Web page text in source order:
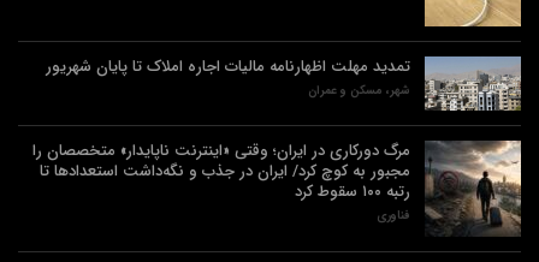
تمدید مهلت اظهارنامه مالیات اجاره املاک تا پایان شهریور
شهر، مسکن و عمران
مرگ دورکاری در ایران؛ وقتی «اینترنت ناپایدار» متخصصان را
مجبور به کوچ کرد/ ایران در جذب و نگه‌داشت استعدادها تا
رتبه ۱۰۰ سقوط کرد
فناوری